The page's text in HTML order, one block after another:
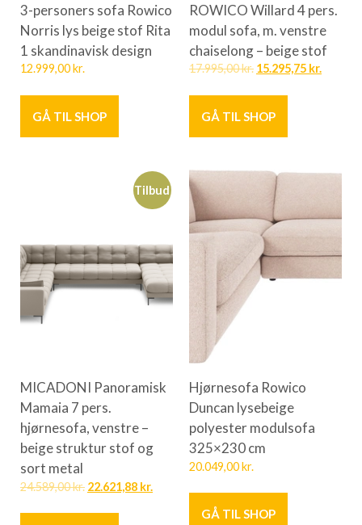
3-personers sofa Rowico
Norris lys beige stof Rita
1 skandinavisk design
12.999,00kr.
GÅ TIL SHOP
ROWICO Willard 4 pers.
modul sofa, m. venstre
chaiselong – beige stof
17.995,00kr. 15.295,75 kr.
GÅ TIL SHOP
Tilbud
MICADONI Panoramisk
Mamaia 7 pers.
hjørnesofa, venstre –
beige struktur stof og
sort metal
24.589,00kr. 22.621,88 kr.
Hjørnesofa Rowico
Duncan lysebeige
polyester modulsofa
325×230 cm
20.049,00kr.
GÅ TIL SHOP